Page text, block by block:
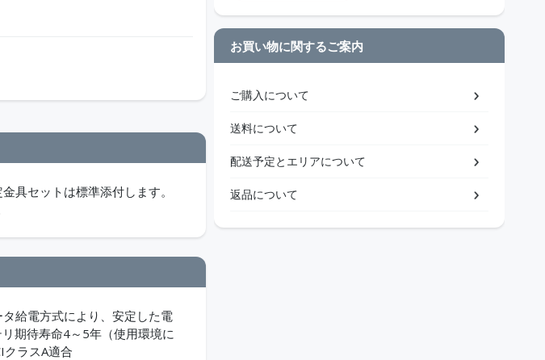
具セットは標準添付します。
給電方式により、安定した電
期待寿命4～5年（使用環境に
ラスA適合
お買い物に関するご案内
ご購入について
送料について
配送予定とエリアについて
返品について